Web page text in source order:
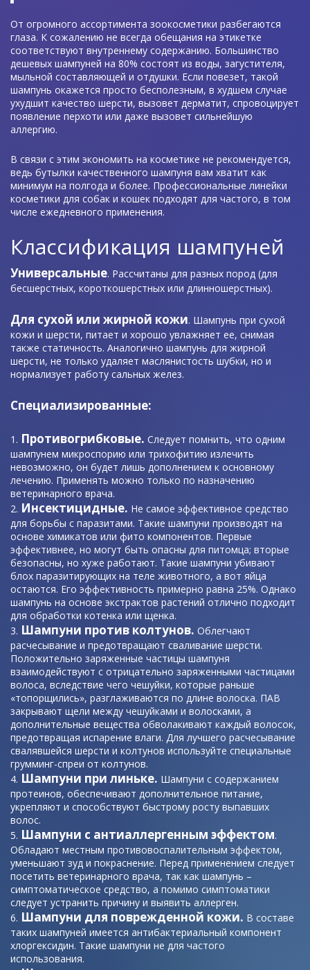
От огромного ассортимента зоокосметики разбегаются
глаза. К сожалению не всегда обещания на этикетке
соответствуют внутреннему содержанию. Большинство
дешевых шампуней на 80% состоят из воды, загустителя,
мыльной составляющей и отдушки. Если повезет, такой
шампунь окажется просто бесполезным, в худшем случае
ухудшит качество шерсти, вызовет дерматит, спровоцирует
появление перхоти или даже вызовет сильнейшую
аллергию.
В связи с этим экономить на косметике не рекомендуется,
ведь бутылки качественного шампуня вам хватит как
минимум на полгода и более. Профессиональные линейки
косметики для собак и кошек подходят для частого, в том
числе ежедневного применения.
Классификация шампуней
Универсальные. Рассчитаны для разных пород (для
бесшерстных, короткошерстных или длинношерстных).
Для сухой или жирной кожи. Шампунь при сухой
кожи и шерсти, питает и хорошо увлажняет ее, снимая
также статичность. Аналогично шампунь для жирной
шерсти, не только удаляет маслянистость шубки, но и
нормализует работу сальных желез.
Специализированные:
Противогрибковые. Следует помнить, что одним
шампунем микроспорию или трихофитию излечить
невозможно, он будет лишь дополнением к основному
лечению. Применять можно только по назначению
ветеринарного врача.
Инсектицидные. Не самое эффективное средство
для борьбы с паразитами. Такие шампуни производят на
основе химикатов или фито компонентов. Первые
эффективнее, но могут быть опасны для питомца; вторые
безопасны, но хуже работают. Такие шампуни убивают
блох паразитирующих на теле животного, а вот яйца
остаются. Его эффективность примерно равна 25%. Однако
шампунь на основе экстрактов растений отлично подходит
для обработки котенка или щенка.
Шампуни против колтунов. Облегчают
расчесывание и предотвращают сваливание шерсти.
Положительно заряженные частицы шампуня
взаимодействуют с отрицательно заряженными частицами
волоса, вследствие чего чешуйки, которые раньше
«топорщились», разглаживаются по длине волоска. ПАВ
закрывают щели между чешуйками и волосками, а
дополнительные вещества обволакивают каждый волосок,
предотвращая испарение влаги. Для лучшего расчесывание
свалявшейся шерсти и колтунов используйте специальные
грумминг-спреи от колтунов.
Шампуни при линьке. Шампуни с содержанием
протеинов, обеспечивают дополнительное питание,
укрепляют и способствуют быстрому росту выпавших
волос.
Шампуни с антиаллергенным эффектом.
Обладают местным противовоспалительным эффектом,
уменьшают зуд и покраснение. Перед применением следует
посетить ветеринарного врача, так как шампунь –
симптоматическое средство, а помимо симптоматики
следует устранить причину и выявить аллерген.
Шампуни для поврежденной кожи. В составе
таких шампуней имеется антибактериальный компонент
хлоргексидин. Такие шампуни не для частого
использования.